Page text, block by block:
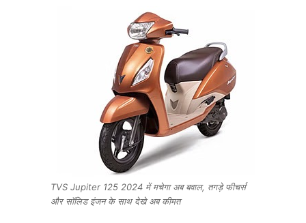
TVS Jupiter 125 2024 में मचेगा अब बवाल, तगड़े फीचर्स
और सॉलिड इंजन के साथ देखे अब कीमत